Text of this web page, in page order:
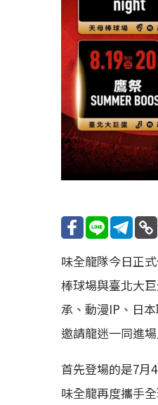
味全龍隊今日正
棒球場與臺北大
承、動漫IP、日
邀請龍迷一同進
首先登場的是7月
味全龍再度攜手